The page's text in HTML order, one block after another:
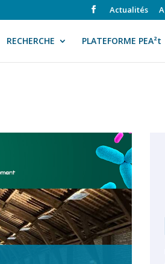
Actualités
RECHERCHE PLATEFORME PEA²t